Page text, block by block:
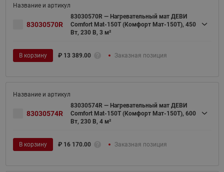
83030570R
83030570R — Нагревательный мат ДЕВИ
Comfort Mat-150T (Комфорт Мат-150Т), 450
Вт, 230 В, 3 м²
В корзину ₽ 13 389.00 Заказная позиция
83030574R
83030574R — Нагревательный мат ДЕВИ
Comfort Mat-150T (Комфорт Мат-150Т), 600
Вт, 230 В, 4 м²
В корзину ₽ 16 170.00 Заказная позиция